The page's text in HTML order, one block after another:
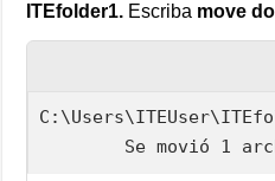
ITEfolder1. Escriba move
Se movió 1